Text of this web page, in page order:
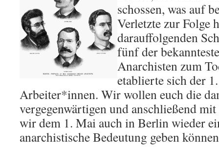
schossen, was auf
Verletzte zur Folge
darauffolgenden
fünf der
Anarchisten zum
etablierte sich der
Arbeiter*innen. Wir wollen euch die
vergegenwärtigen und anschließend
wir dem 1. Mai auch in Berlin wieder
anarchistische Bedeutung geben